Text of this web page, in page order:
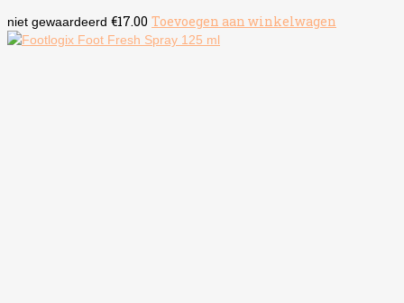
niet gewaardeerd €17.00 Toevoegen aan winkelwagen